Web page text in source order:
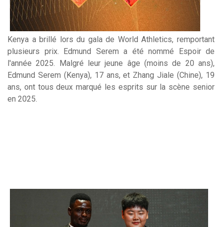
Kenya a brillé lors du gala de World Athletics, remportant
plusieurs prix. Edmund Serem a été nommé Espoir de
l'année 2025. Malgré leur jeune âge (moins de 20 ans),
Edmund Serem (Kenya), 17 ans, et Zhang Jiale (Chine), 19
ans, ont tous deux marqué les esprits sur la scène senior
en 2025.